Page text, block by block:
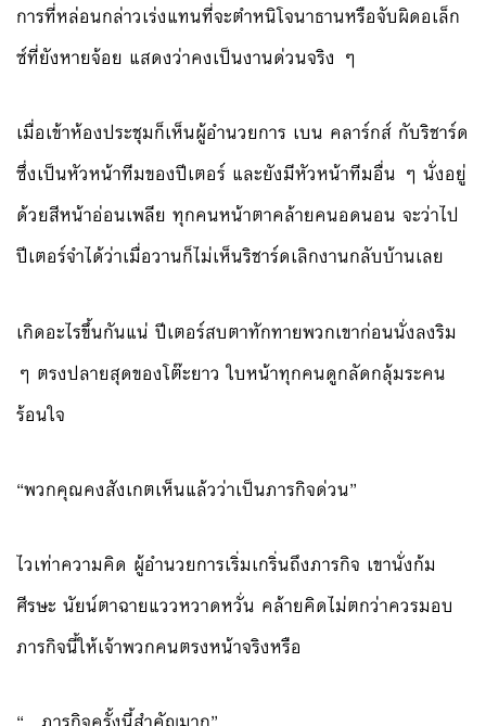
การที่หล่อนกล่าวเร่งแทนที่จะตำหนิโจนาธานหรือจับผิดอเล็ก
ซ์ที่ยังหายจ้อย แสดงว่าคงเป็นงานด่วนจริง ๆ
เมื่อเข้าห้องประชุมก็เห็นผู้อำนวยการ เบน คลาร์กส์ กับริชาร์ด
ซึ่งเป็นหัวหน้าทีมของปีเตอร์ และยังมีหัวหน้าทีมอื่น ๆ นั่งอยู่
ด้วยสีหน้าอ่อนเพลีย ทุกคนหน้าตาคล้ายคนอดนอน จะว่าไป
ปีเตอร์จำได้ว่าเมื่อวานก็ไม่เห็นริชาร์ดเลิกงานกลับบ้านเลย
เกิดอะไรขึ้นกันแน่ ปีเตอร์สบตาทักทายพวกเขาก่อนนั่งลงริม
ๆ ตรงปลายสุดของโต๊ะยาว ใบหน้าทุกคนดูกลัดกลุ้มระคน
ร้อนใจ
“พวกคุณคงสังเกตเห็นแล้วว่าเป็นภารกิจด่วน”
ไวเท่าความคิด ผู้อำนวยการเริ่มเกริ่นถึงภารกิจ เขานั่งก้ม
ศีรษะ นัยน์ตาฉายแววหวาดหวั่น คล้ายคิดไม่ตกว่าควรมอบ
ภารกิจนี้ให้เจ้าพวกคนตรงหน้าจริงหรือ